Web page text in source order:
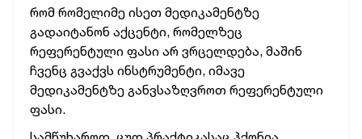
რომ რომელიმე ისეთ მედიკამენტზე
გადაიტანონ აქცენტი, რომელზეც
რეფერენტული ფასი არ ვრცელდება, მაშინ
ჩვენც გვაქვს ინსტრუმენტი, იმავე
მედიკამენტზე განვსაზღვროთ რეფერენტული
ფასი.